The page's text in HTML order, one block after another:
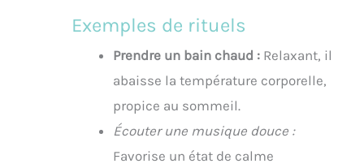
Exemples de rituels
Prendre un bain chaud : Relaxant, il
abaisse la température corporelle,
propice au sommeil.
Écouter une musique douce :
Favorise un état de calme